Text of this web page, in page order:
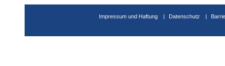
Impressum und Haftung Datenschutz